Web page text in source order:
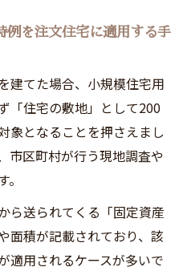
例を注文住宅に適用する手
建てた場合、小規模住宅用
「住宅の敷地」として200
象となることを押さえまし
市区町村が行う現地調査や
ら送られてくる「固定資産
面積が記載されており、該
適用されるケースが多いで